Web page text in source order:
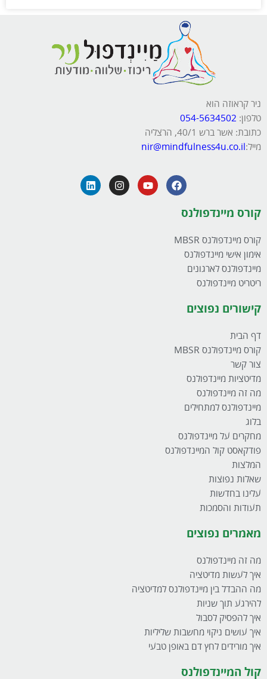
ניר קראוזה הוא
טלפון:
כתובת: אשר ברש 40/1, הרצליה
מייל:nir@mindfulness4u.co.il
קורס מיינדפולנס
קורס מיינדפולנס MBSR
אימון אישי מיינדפולנס
מיינדפולנס לארגונים
ריטריט מיינדפולנס
קישורים נפוצים
דף הבית
קורס מיינדפולנס MBSR
צור קשר
מדיטציות מיינדפולנס
מה זה מיינדפולנס
מיינדפולנס למתחילים
בלוג
מחקרים על מיינדפולנס
פודקאסט קול המיינדפולנס
המלצות
שאלות נפוצות
עלינו בחדשות
תעודות והסמכות
מאמרים נפוצים
מה זה מיינדפולנס
איך לעשות מדיטציה
מה ההבדל בין מיינדפולנס למדיטציה
להירגע תוך שניות
איך להפסיק לסבול
איך עושים ניקוי מחשבות שליליות
איך מורידים לחץ דם באופן טבעי
קול המיינדפולנס